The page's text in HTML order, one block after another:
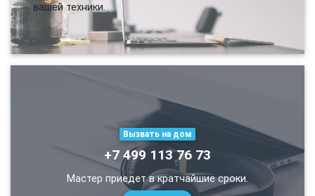
вашей техники.
Вызвать на дом
+7 499 113 76 73
Мастер приедет в кратчайшие сроки.